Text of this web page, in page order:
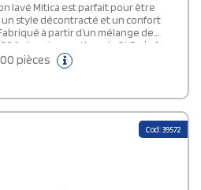
lavé Mitica est parfait pour être
style décontracté et un confort
à partir d’un mélange de
% de coton, ce tissu de 245 g/m²
Avec un tour de tête de
serré mais souple qui
intemporel en fait un choix
aux aventures en plein air.
pièces
Cod: 39572